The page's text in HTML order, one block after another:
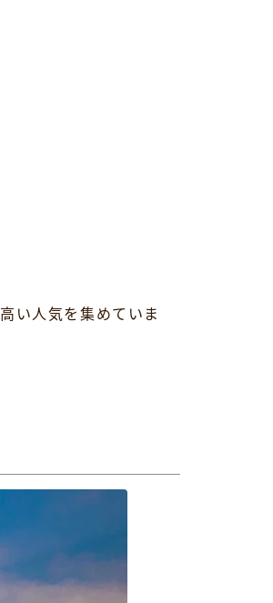
い人気を集めていま